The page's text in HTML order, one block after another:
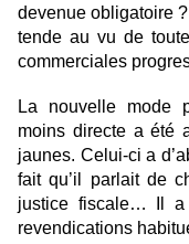
devenue obligatoire
tende au vu de
commerciales
La nouvelle mode
moins directe a été
jaunes. Celui-ci a
fait qu’il parlait de
justice fiscale… Il a
revendications